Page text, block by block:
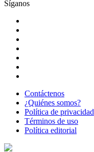
Síganos
Contáctenos
¿Quiénes somos?
Política de privacidad
Términos de uso
Política editorial